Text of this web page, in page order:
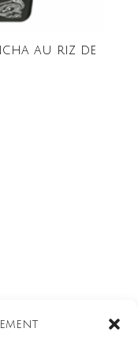
au riz de